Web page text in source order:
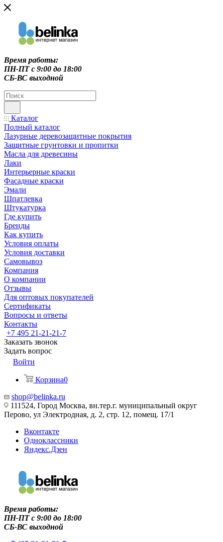
Время работы:
ПН-ПТ c 9:00 до 18:00
СБ-ВС выходной
Каталог
Полный каталог
Лазурные деревозащитные покрытия
Защитные грунтовки и пропитки
Масла для древесины
Лаки
Интерьерные краски
Фасадные краски
Эмали
Шпатлевка
Штукатурка
Где купить
Бренды
Как купить
Условия оплаты
Условия доставки
Самовывоз
Компания
О компании
Отзывы
Для оптовых покупателей
Сертификаты
Вопросы и ответы
Контакты
+7 495 21-21-21-7
Заказать звонок
Задать вопрос
Войти
Корзина0
shop@belinka.ru
111524, Город Москва, вн.тер.г. муниципальный округ
Перово, ул Электродная, д. 2, стр. 12, помещ. 17/1
Вконтакте
Одноклассники
Яндекс.Дзен
Время работы:
ПН-ПТ c 9:00 до 18:00
СБ-ВС выходной